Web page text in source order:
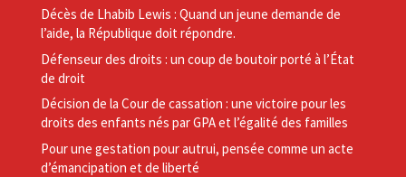
Décès de Lhabib Lewis : Quand un jeune demande de
l’aide, la République doit répondre.
Défenseur des droits : un coup de boutoir porté à l’État
de droit
Décision de la Cour de cassation : une victoire pour les
droits des enfants nés par GPA et l’égalité des familles
Pour une gestation pour autrui, pensée comme un acte
d’émancipation et de liberté